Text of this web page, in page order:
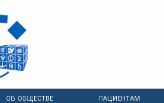
ОБ ОБЩЕСТВЕ ПАЦИЕНТАМ